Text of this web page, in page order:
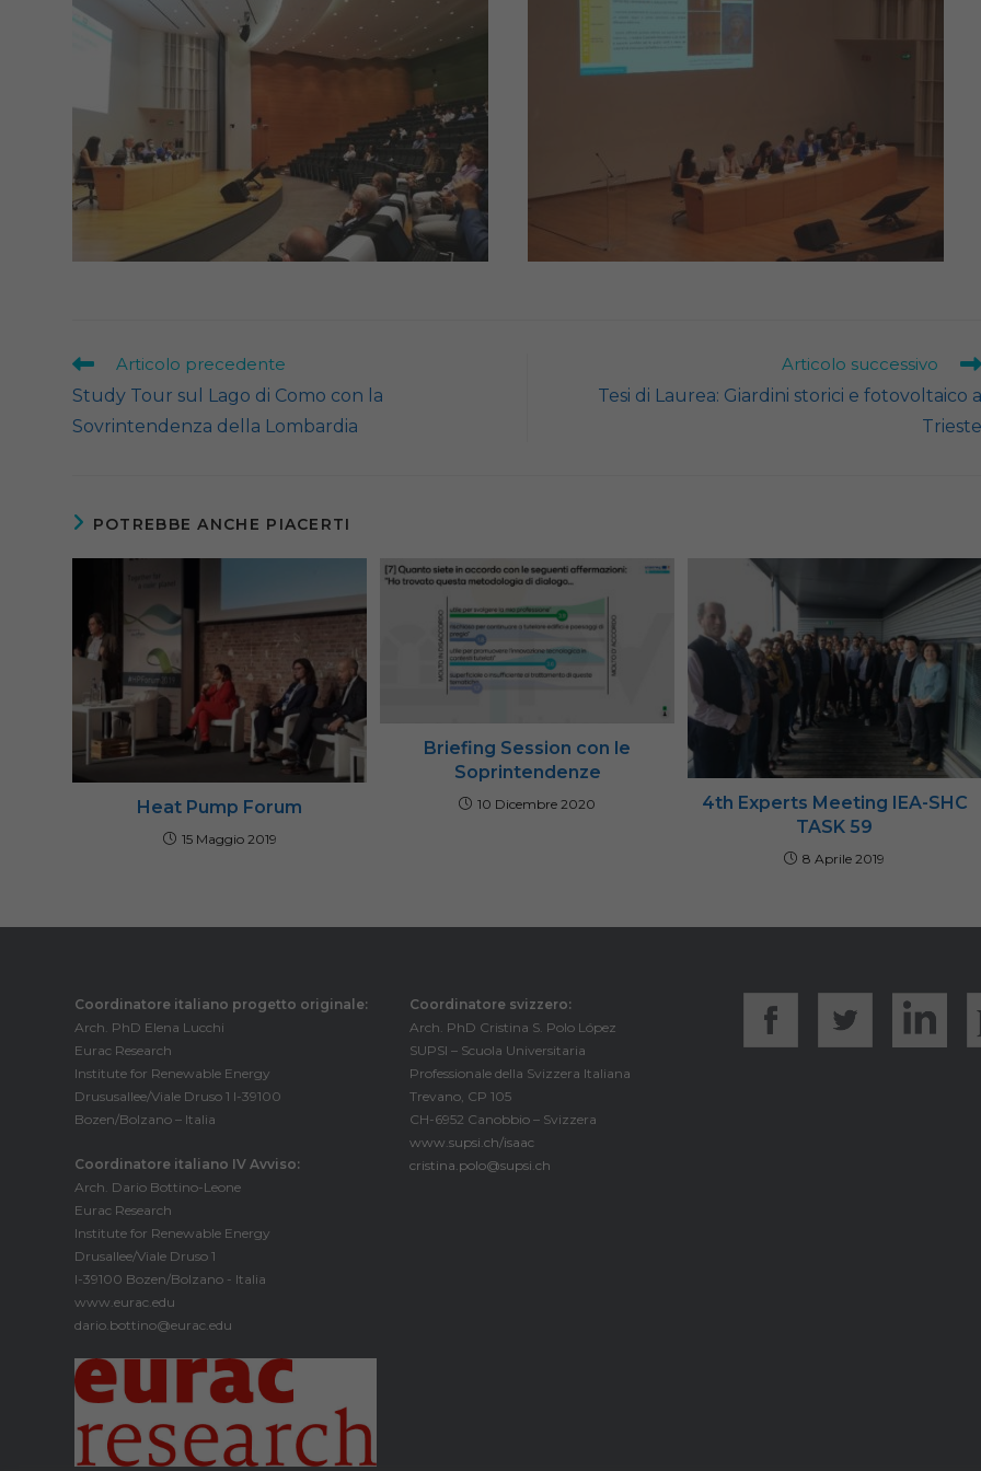
Leggi
articoli
Articolo precedente
Study Tour sul Lago di Como con la
Sovrintendenza della Lombardia
Articolo successivo
Tesi di Laurea: Giardini storici e fotovoltaico a
Trieste
POTREBBE ANCHE PIACERTI
Heat Pump Forum
15 Maggio 2019
Briefing Session con le
Soprintendenze
10 Dicembre 2020
4th Experts Meeting IEA-SHC
TASK 59
8 Aprile 2019
Coordinatore italiano progetto originale:
Arch. PhD Elena Lucchi
Eurac Research
Institute for Renewable Energy
Drususallee/Viale Druso 1 I-39100
Bozen/Bolzano – Italia
Coordinatore italiano IV Avviso:
Arch. Dario Bottino-Leone
Eurac Research
Institute for Renewable Energy
Drusallee/Viale Druso 1
I-39100 Bozen/Bolzano - Italia
www.eurac.edu
dario.bottino@eurac.edu
Coordinatore svizzero:
Arch. PhD Cristina S. Polo López
SUPSI – Scuola Universitaria
Professionale della Svizzera Italiana
Trevano, CP 105
CH-6952 Canobbio – Svizzera
www.supsi.ch/isaac
cristina.polo@supsi.ch